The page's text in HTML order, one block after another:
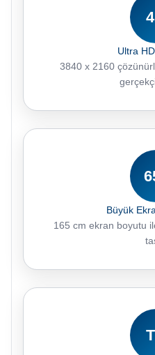
Ultra
3840 x 2160
Büyük
165 cm ekran boyutu